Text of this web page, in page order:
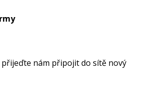
přijeďte nám připojit do sítě nový